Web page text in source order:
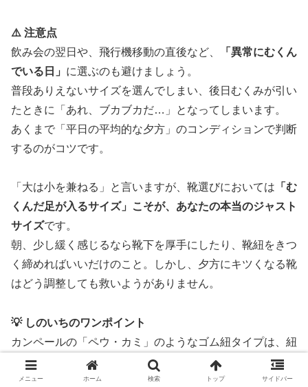
⚠️ 注意点
飲み会の翌日や、飛行機移動の直後など、
「異常にむくん
でいる日」 に選ぶのも避けましょう。
普段ありえないサイズを選んでしまい、後日むくみが引い
たときに「あれ、ブカブカだ…」となってしまいます。
あくまで「平日の平均的な夕方」のコンディションで判断
するのがコツです。
「大は小を兼ねる」と言いますが、靴選びにおいては 「む
くんだ足が入るサイズ」こそが、あなたの本当のジャスト
サイズです。
朝、少し緩く感じるなら靴下を厚手にしたり、靴紐をきつ
く締めればいいだけのこと。しかし、夕方にキツくなる靴
はどう調整しても救いようがありません。
💡 しのいちのワンポイント
カンペールの「ペウ・カミ」のようなゴム紐タイプは、紐
を結び直して調整することができません。
だからこそ、このモデルを選ぶときは特に「むくみ」を計
メニュー ホーム 検索 トップ サイドバー